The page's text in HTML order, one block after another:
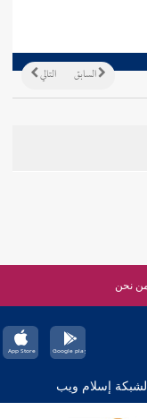
التالي السابق
نحن